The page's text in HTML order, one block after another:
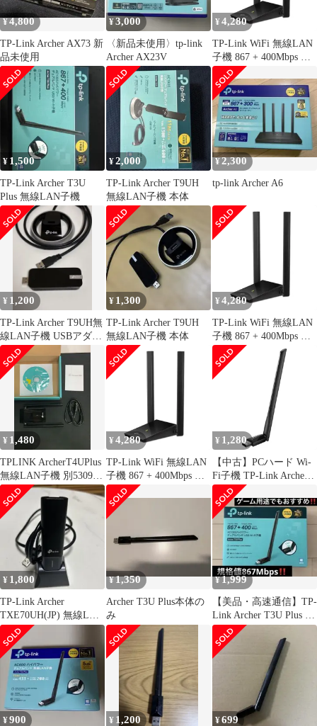
¥4,800
TP-Link Archer AX73 新
品未使用
¥3,000
〈新品未使用〉tp-link
Archer AX23V
¥ 4,280
TP-Link WiFi 無線LAN
子機 867 + 400Mbps 規
格値 11ac 11n デュアル
バンド MU-MIMO対応
USB3.0 ３年保証 Archer
T4U Plus
¥ 1,500
TP-Link Archer T3U
Plus 無線LAN子機
¥2,000
TP-Link Archer T9UH
無線LAN子機 本体
¥2,300
tp-link Archer A6
¥ 1,200
TP-Link Archer T9UH無
線LAN子機 USBアダプ
タ スタンド付
¥ 1,300
TP-Link Archer T9UH
無線LAN子機 本体
¥ 4,280
TP-Link WiFi 無線LAN
子機 867 + 400Mbps 規
格値 11ac 11n デュアル
バンド MU-MIMO対応
USB3.0 ３年保証 Archer
¥ 1,480
TPLINK ArcherT4UPlus
無線LAN子機 別5309
++
¥ 4,280
TP-Link WiFi 無線LAN
子機 867 + 400Mbps 規
格値 11ac 11n デュアル
バンド MU-MIMO対応
USB3.0 ３年保証 Archer
¥ 1,280
【中古】PCハード Wi-
Fi子機 TP-Link Archer
T3U Plus AC1300 ハイ
パワー デュアルバンド
¥ 1,800
TP-Link Archer
TXE70UH(JP) 無線LAN
子機 箱無し
¥1,350
Archer T3U Plus本体の
み
¥1,999
【美品・高速通信】TP-
Link Archer T3U Plus 無
線LAN子機
¥900 ¥ 1,200 ¥699